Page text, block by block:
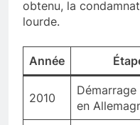
obtenu, la
lourde.
Année
2010
en